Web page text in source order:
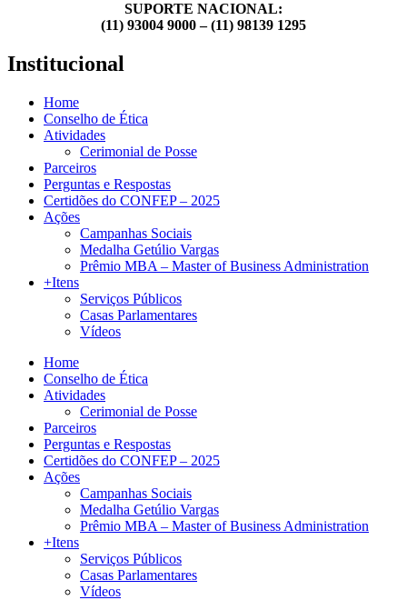
SUPORTE NACIONAL:
(11) 93004 9000 – (11) 98139 1295
Institucional
Home
Conselho de Ética
Atividades
Cerimonial de Posse
Parceiros
Perguntas e Respostas
Certidões do CONFEP – 2025
Ações
Campanhas Sociais
Medalha Getúlio Vargas
Prêmio MBA – Master of Business Administration
+Itens
Serviços Públicos
Casas Parlamentares
Vídeos
Home
Conselho de Ética
Atividades
Cerimonial de Posse
Parceiros
Perguntas e Respostas
Certidões do CONFEP – 2025
Ações
Campanhas Sociais
Medalha Getúlio Vargas
Prêmio MBA – Master of Business Administration
+Itens
Serviços Públicos
Casas Parlamentares
Vídeos